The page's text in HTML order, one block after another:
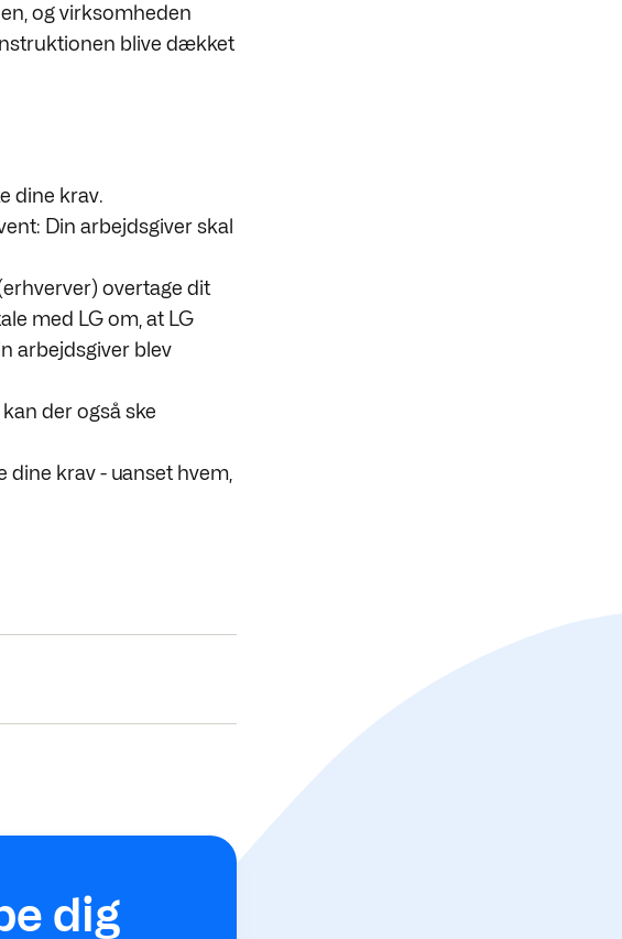
og virksomheden
blive dækket
dine krav.
Din arbejdsgiver skal
overtage dit
med LG om, at LG
arbejdsgiver blev
der også ske
krav - uanset hvem,
dig